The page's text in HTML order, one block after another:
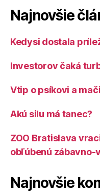
Najnovšie
Kedysi dostala
Investorov čaká
Vtip o psíkovi a
Akú silu má tanec?
ZOO Bratislava
obľúbenú
Najnovšie